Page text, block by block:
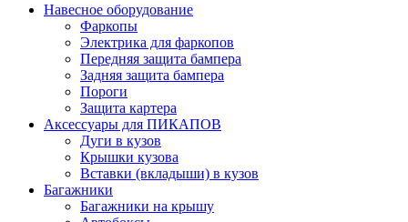
Навесное оборудование
Фаркопы
Электрика для фаркопов
Передняя защита бампера
Задняя защита бампера
Пороги
Защита картера
Аксессуары для ПИКАПОВ
Дуги в кузов
Крышки кузова
Вставки (вкладыши) в кузов
Багажники
Багажники на крышу